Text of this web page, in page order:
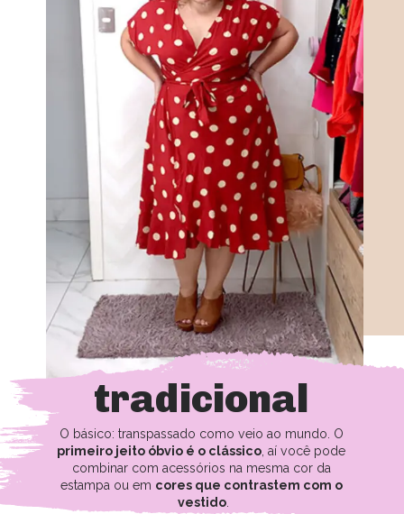
primeiro jeito óbvio é o clássico , aí você pode
combinar com acessórios na mesma cor da
estampa ou em cores que contrastem com o
vestido.
tradicional